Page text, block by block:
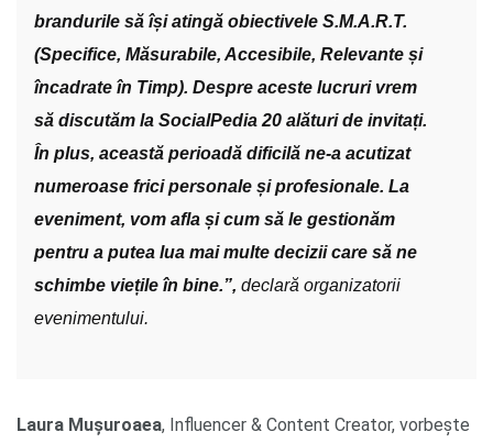
brandurile să își atingă obiectivele S.M.A.R.T.
(Specifice, Măsurabile, Accesibile, Relevante și
încadrate în Timp). Despre aceste lucruri vrem
să discutăm la SocialPedia 20 alături de invitați.
În plus, această perioadă dificilă ne-a acutizat
numeroase frici personale și profesionale. La
eveniment, vom afla și cum să le gestionăm
pentru a putea lua mai multe decizii care să ne
schimbe viețile în bine.”, declară organizatorii
evenimentului.
Laura Mușuroaea, Influencer & Content Creator, vorbește